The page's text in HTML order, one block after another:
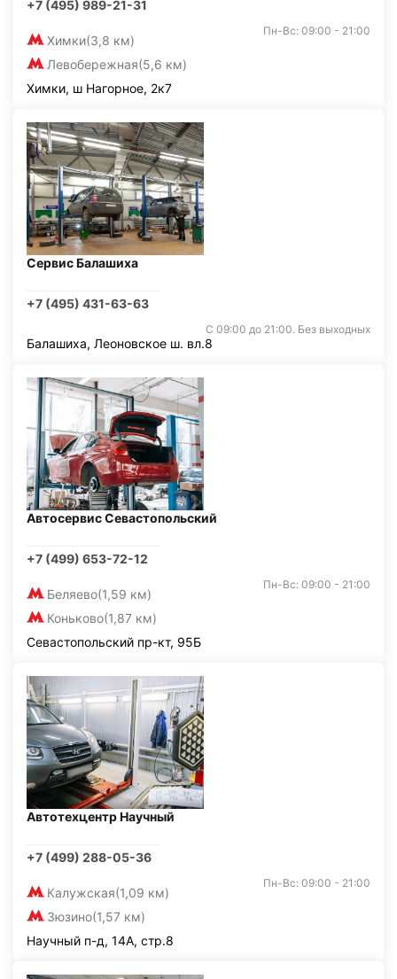
+7 (495) 989-21-31
Химки(3,8 км)
Левобережная(5,6 км)
Пн-Вс: 09:00 - 21:00
Химки, ш Нагорное, 2к7
Сервис Балашиха
+7 (495) 431-63-63
С 09:00 до 21:00. Без выходных
Балашиха, Леоновское ш. вл.8
Автосервис Севастопольский
+7 (499) 653-72-12
Беляево(1,59 км)
Коньково(1,87 км)
Пн-Вс: 09:00 - 21:00
Севастопольский пр-кт, 95Б
Автотехцентр Научный
+7 (499) 288-05-36
Калужская(1,09 км)
Зюзино(1,57 км)
Пн-Вс: 09:00 - 21:00
Научный п-д, 14А, стр.8